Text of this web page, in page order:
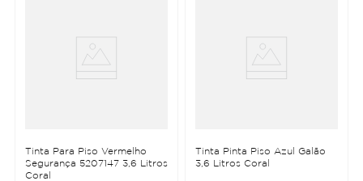
Tinta Para Piso Vermelho
Segurança 5207147 3,6 Litros
Coral
Tinta Pinta Piso Azul Galão
3,6 Litros Coral